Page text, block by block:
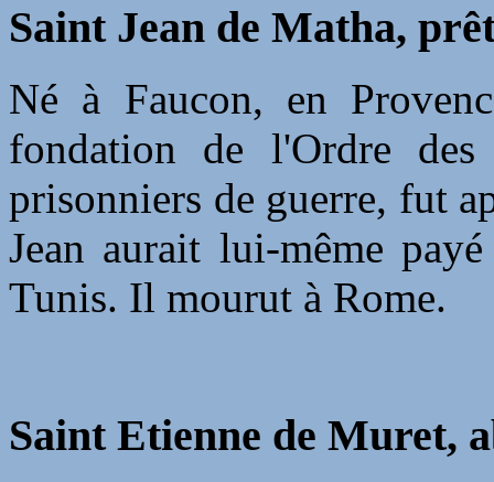
Saint Jean de Matha,
Né à Faucon, en
fondation de l'Ordre
prisonniers de guerre, fut
Jean aurait lui-même
Tunis. Il mourut à Rome.
Saint Etienne de Muret,